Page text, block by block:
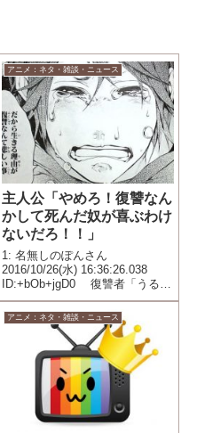
アニメ：ネタ・雑談・ニュース
主人公「やめろ！復讐なん
かして死んだ奴が喜ぶわけ
ないだろ！！」
1: 名無しのぽんさん
2016/10/26(水) 16:36:26.038
ID:+bOb+jgD0 復讐者「うるせ
ぇ！！」グサッ ヒロイン「キャ
アアアア！！！（死亡）」 主
人公「ヒロイン！！きさまああ
あ」 復讐者「おいおいｗ復讐
アニメ：ネタ・雑談・ニュース